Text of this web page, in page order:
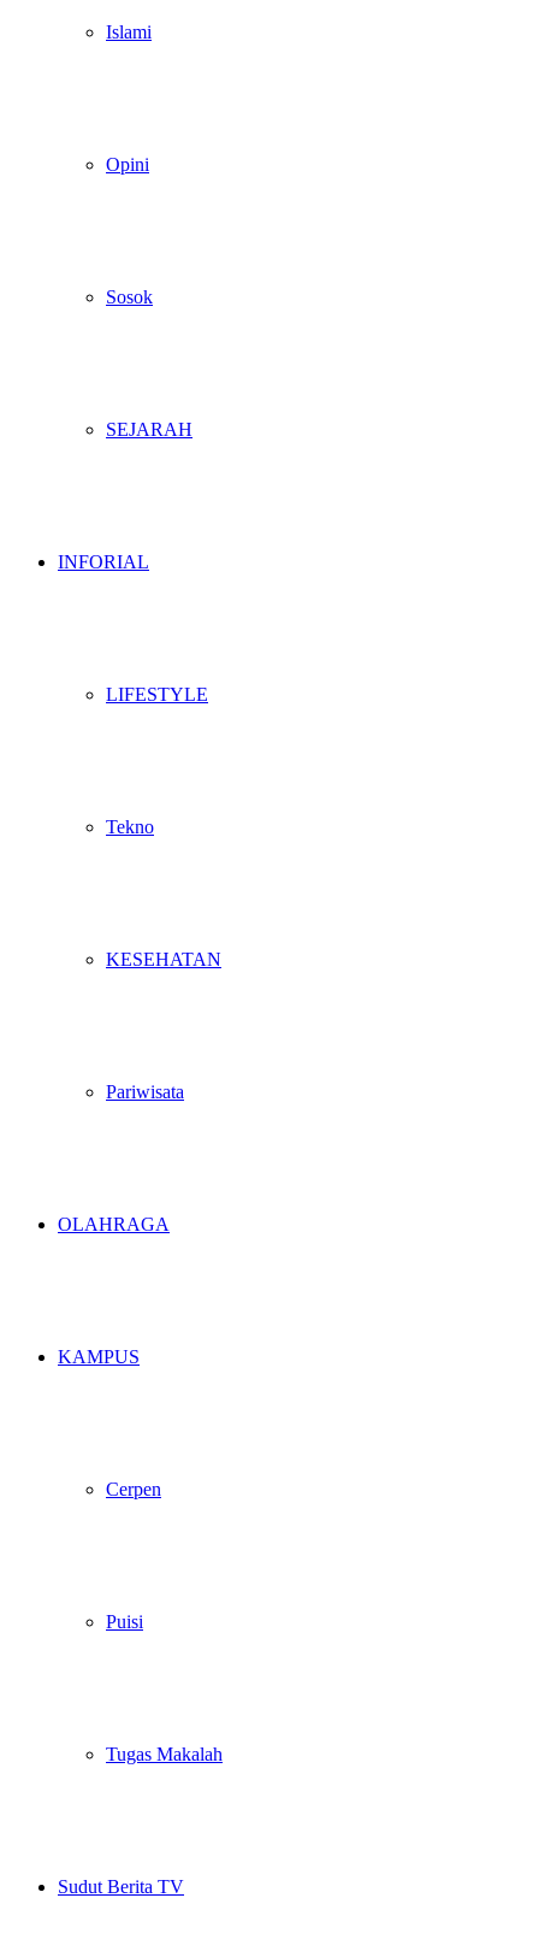
Islami
Opini
Sosok
SEJARAH
INFORIAL
LIFESTYLE
Tekno
KESEHATAN
Pariwisata
OLAHRAGA
KAMPUS
Cerpen
Puisi
Tugas Makalah
Sudut Berita TV